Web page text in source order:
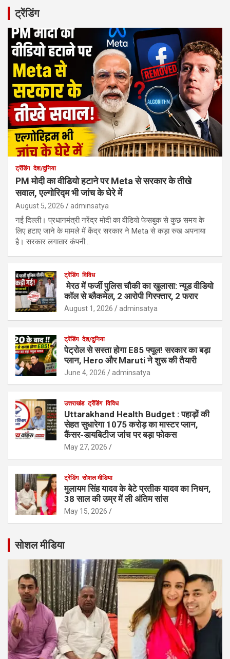
ट्रेंडिंग
ट्रेंडिंग देश/दुनिया
PM मोदी का वीडियो हटाने पर Meta से सरकार के तीखे
सवाल, एल्गोरिद्म भी जांच के घेरे में
August 5, 2026 adminsatya
नई दिल्ली। प्रधानमंत्री नरेंद्र मोदी का वीडियो फेसबुक से कुछ समय के
लिए हटाए जाने के मामले में केंद्र सरकार ने Meta से कड़ा रुख अपनाया
है। सरकार लगातार कंपनी…
ट्रेंडिंग विविध
मेरठ में फर्जी पुलिस चौकी का खुलासा: न्यूड वीडियो
कॉल से ब्लैकमेल, 2 आरोपी गिरफ्तार, 2 फरार
August 1, 2026 adminsatya
ट्रेंडिंग देश/दुनिया
पेट्रोल से सस्ता होगा E85 फ्यूल! सरकार का बड़ा
प्लान, Hero और Maruti ने शुरू की तैयारी
June 4, 2026 adminsatya
उत्तराखंड ट्रेंडिंग विविध
Uttarakhand Health Budget : पहाड़ों की
सेहत सुधारेगा 1075 करोड़ का मास्टर प्लान,
कैंसर-डायबिटीज जांच पर बड़ा फोकस
May 27, 2026
ट्रेंडिंग सोशल मीडिया
मुलायम सिंह यादव के बेटे प्रतीक यादव का निधन,
38 साल की उम्र में ली अंतिम सांस
May 15, 2026
सोशल मीडिया